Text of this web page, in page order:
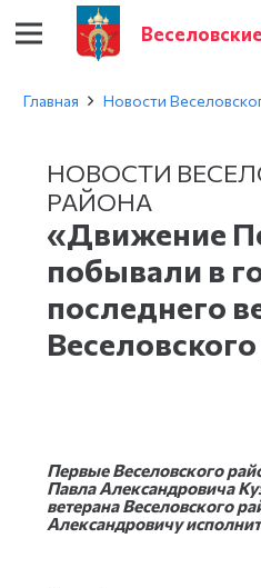
Веселовские
Главная Новости
НОВОСТИ
РАЙОНА
«Движение
побывали в
последнего
Первые Веселовского
Павла Александровича
ветерана Веселовского
Александровичу